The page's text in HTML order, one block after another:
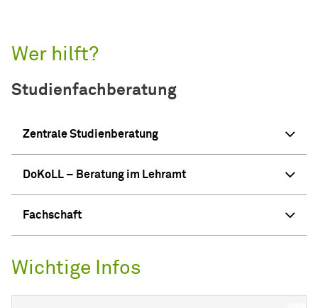
Wer hilft?
Studienfachberatung
Zentrale Studienberatung
DoKoLL – Beratung im Lehramt
Fachschaft
Wichtige Infos